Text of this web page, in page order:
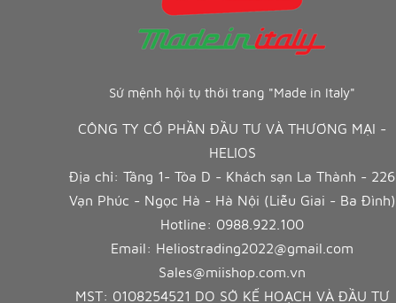
Sứ mệnh hội tụ thời trang "Made in Italy"
CÔNG TY CỔ PHẦN ĐẦU TƯ VÀ THƯƠNG MẠI -
HELIOS
Địa chỉ: Tầng 1- Tòa D - Khách sạn La Thành - 226
Vạn Phúc - Ngọc Hà - Hà Nội (Liễu Giai - Ba Đình)
Hotline: 0988.922.100
Email: Heliostrading2022@gmail.com
Sales@miishop.com.vn
MST: 0108254521 DO SỞ KẾ HOẠCH VÀ ĐẦU TƯ